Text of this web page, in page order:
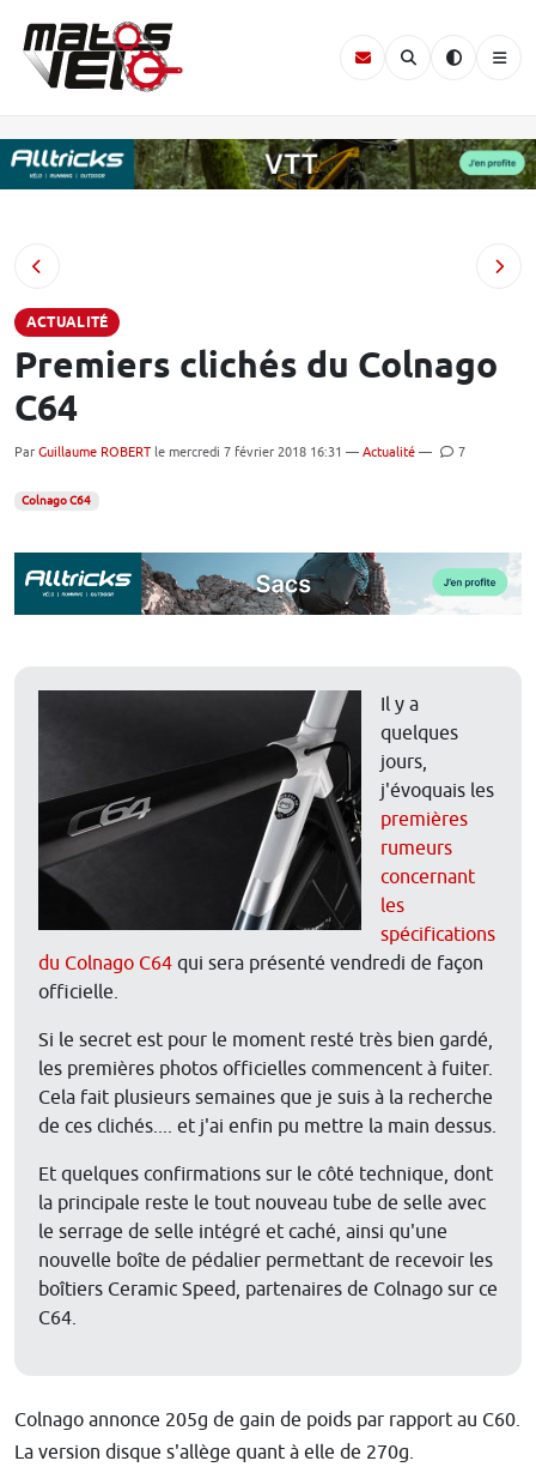
ACTUALITÉ
Premiers clichés du Colnago
C64
Par Guillaume ROBERT le mercredi 7 février 2018 16:31 — Actualité — 7
Colnago C64
Il y a
quelques
jours,
j'évoquais les
premières
rumeurs
concernant
les
spécifications
du Colnago C64 qui sera présenté vendredi de façon
officielle.
Si le secret est pour le moment resté très bien gardé,
les premières photos officielles commencent à fuiter.
Cela fait plusieurs semaines que je suis à la recherche
de ces clichés.... et j'ai enfin pu mettre la main dessus.
Et quelques confirmations sur le côté technique, dont
la principale reste le tout nouveau tube de selle avec
le serrage de selle intégré et caché, ainsi qu'une
nouvelle boîte de pédalier permettant de recevoir les
boîtiers Ceramic Speed, partenaires de Colnago sur ce
C64.
Colnago annonce 205g de gain de poids par rapport au C60.
La version disque s'allège quant à elle de 270g.